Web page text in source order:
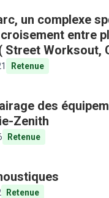
un complexe
entre
Street Worksout,
Retenue
des
Zenith
Retenue
Retenue